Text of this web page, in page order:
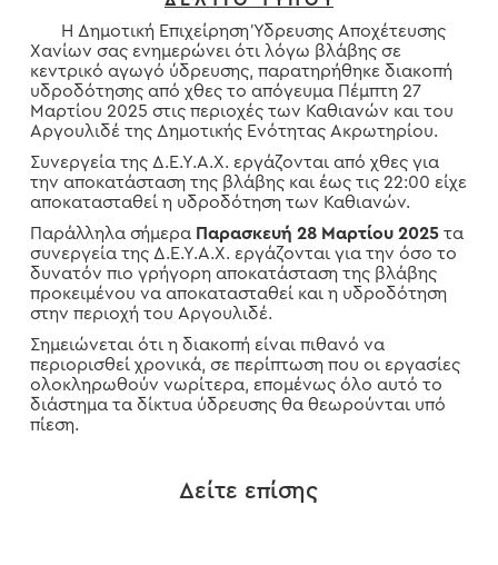
Η Δημοτική Επιχείρηση Ύδρευσης Αποχέτευσης
Χανίων σας ενημερώνει ότι λόγω βλάβης σε
κεντρικό αγωγό ύδρευσης, παρατηρήθηκε διακοπή
υδροδότησης από χθες το απόγευμα Πέμπτη 27
Μαρτίου 2025 στις περιοχές των Καθιανών και του
Αργουλιδέ της Δημοτικής Ενότητας Ακρωτηρίου.
Συνεργεία της Δ.Ε.Υ.Α.Χ. εργάζονται από χθες για
την αποκατάσταση της βλάβης και έως τις 22:00 είχε
αποκατασταθεί η υδροδότηση των Καθιανών.
Παράλληλα σήμερα Παρασκευή 28 Μαρτίου 2025 τα
συνεργεία της Δ.Ε.Υ.Α.Χ. εργάζονται για την όσο το
δυνατόν πιο γρήγορη αποκατάσταση της βλάβης
προκειμένου να αποκατασταθεί και η υδροδότηση
στην περιοχή του Αργουλιδέ.
Σημειώνεται ότι η διακοπή είναι πιθανό να
περιορισθεί χρονικά, σε περίπτωση που οι εργασίες
ολοκληρωθούν νωρίτερα, επομένως όλο αυτό το
διάστημα τα δίκτυα ύδρευσης θα θεωρούνται υπό
πίεση.
Δείτε επίσης